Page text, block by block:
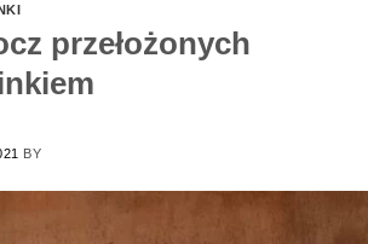
przełożonych
BY